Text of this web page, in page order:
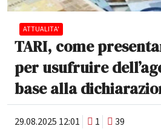
ATTUALITA'
TARI, come
per usufruire
base alla
29.08.2025 12:01 1
39